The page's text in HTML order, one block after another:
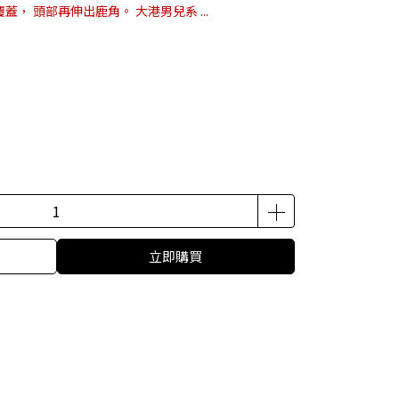
， 頭部再伸出鹿角。 大港男兒系 ...
立即購買